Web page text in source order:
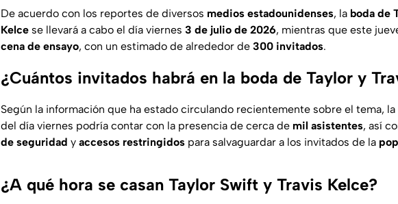
De acuerdo con los reportes de diversos medios estadounidenses, la boda de
Kelce se llevará a cabo el día viernes 3 de julio de 2026, mientras que este
cena de ensayo, con un estimado de alrededor de 300 invitados.
¿Cuántos invitados habrá en la boda de Taylor y
Según la información que ha estado circulando recientemente sobre el tema, la
del día viernes podría contar con la presencia de cerca de mil asistentes, así
de seguridad y accesos restringidos para salvaguardar a los invitados de la
¿A qué hora se casan Taylor Swift y Travis Kelce?